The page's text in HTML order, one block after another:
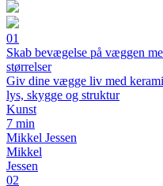
01
Skab bevægelse på væggen
størrelser
Giv dine vægge liv med
lys, skygge og struktur
Kunst
7 min
Mikkel Jessen
Mikkel
Jessen
02